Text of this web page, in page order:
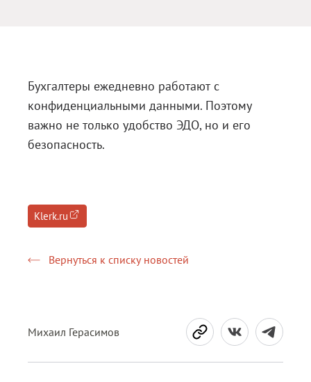
Документация
Получить КЭП
Магазин
Бухгалтеры ежедневно работают с
конфиденциальными данными. Поэтому
важно не только удобство ЭДО, но и его
безопасность.
Klerk.ru
Вернуться к списку новостей
Михаил Герасимов